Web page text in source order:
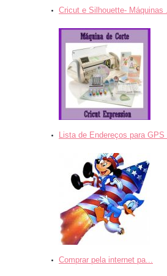
Cricut e Silhouette- Máquinas
Lista de Endereços para GPS
Comprar pela internet pa...